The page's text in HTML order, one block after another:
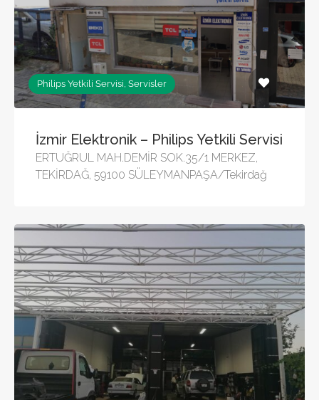
Philips Yetkili Servisi, Servisler
İzmir Elektronik – Philips Yetkili Servisi
ERTUĞRUL MAH.DEMİR SOK.35/1 MERKEZ,
TEKİRDAĞ, 59100 SÜLEYMANPAŞA/Tekirdağ